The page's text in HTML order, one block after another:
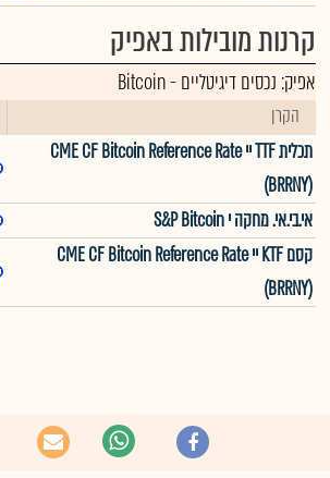
קרנות מובילות באפיק
אפיק: נכסים דיגיטליים-
Bitcoin
הקרן
תכלית TTF יי CME CF Bitcoin Reference Rate
(BRRNY)
אי.בי.אי. מחקה י S&P Bitcoin
קסם KTF יי CME CF Bitcoin Reference Rate
(BRRNY)